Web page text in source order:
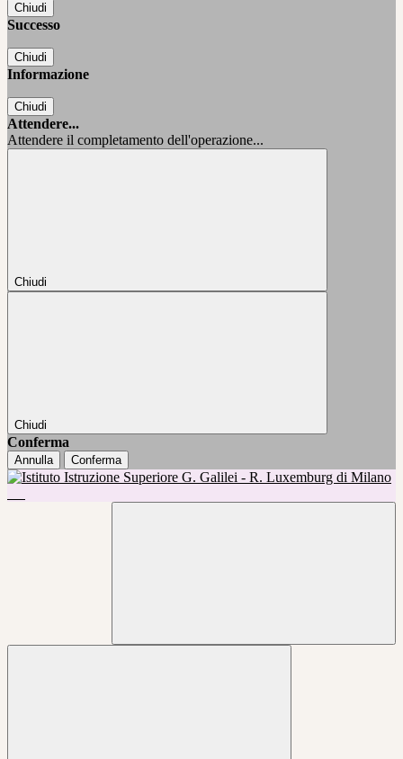
Chiudi
Successo
Chiudi
Informazione
Chiudi
Attendere...
Attendere il completamento dell'operazione...
Chiudi
Chiudi
Conferma
Annulla Conferma